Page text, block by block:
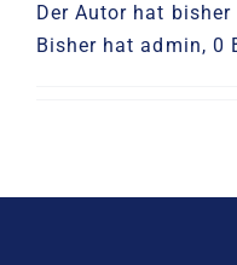
Der Autor hat
Bisher hat admin, 0